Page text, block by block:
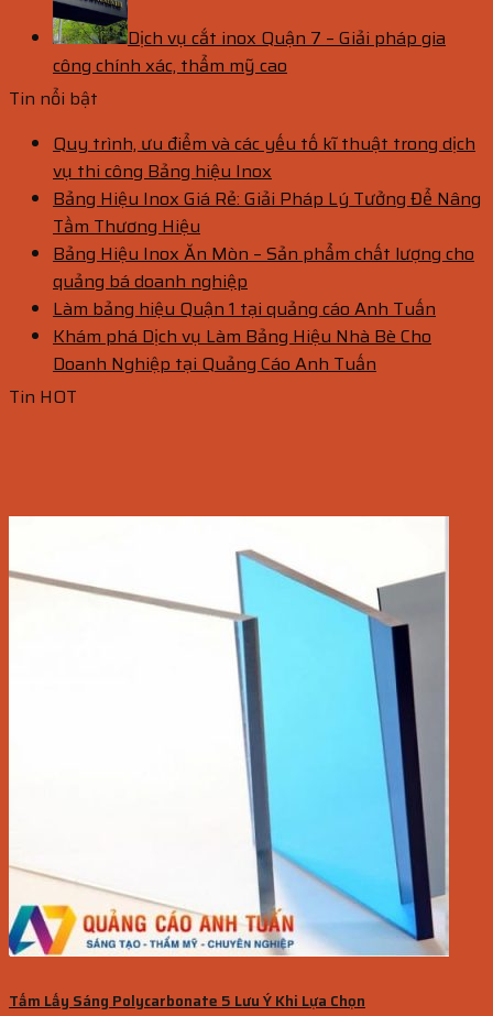
Dịch vụ cắt inox Quận 7 – Giải pháp gia
công chính xác, thẩm mỹ cao
Tin nổi bật
Quy trình, ưu điểm và các yếu tố kĩ thuật trong dịch
vụ thi công Bảng hiệu Inox
Bảng Hiệu Inox Giá Rẻ: Giải Pháp Lý Tưởng Để Nâng
Tầm Thương Hiệu
Bảng Hiệu Inox Ăn Mòn – Sản phẩm chất lượng cho
quảng bá doanh nghiệp
Làm bảng hiệu Quận 1 tại quảng cáo Anh Tuấn
Khám phá Dịch vụ Làm Bảng Hiệu Nhà Bè Cho
Doanh Nghiệp tại Quảng Cáo Anh Tuấn
Tin HOT
Tấm Lấy Sáng Polycarbonate 5 Lưu Ý Khi Lựa Chọn